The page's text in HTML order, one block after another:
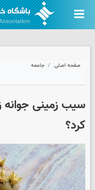
صفحه اصلی جامعه
سیب زمینی جوانه
کرد؟